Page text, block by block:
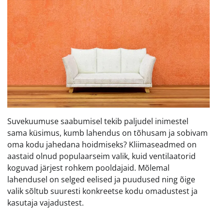
Suvekuumuse saabumisel tekib paljudel inimestel
sama küsimus, kumb lahendus on tõhusam ja sobivam
oma kodu jahedana hoidmiseks? Kliimaseadmed on
aastaid olnud populaarseim valik, kuid ventilaatorid
koguvad järjest rohkem pooldajaid. Mõlemal
lahendusel on selged eelised ja puudused ning õige
valik sõltub suuresti konkreetse kodu omadustest ja
kasutaja vajadustest.